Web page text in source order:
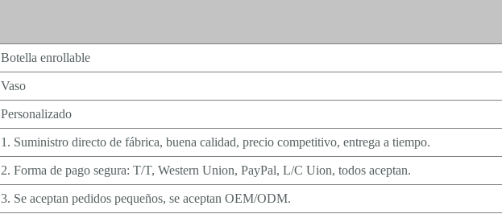
Botella enrollable
Vaso
Personalizado
1. Suministro directo de fábrica, buena calidad, precio competitivo, entrega a tiempo.
2. Forma de pago segura: T/T, Western Union, PayPal, L/C Uion, todos aceptan.
3. Se aceptan pedidos pequeños, se aceptan OEM/ODM.